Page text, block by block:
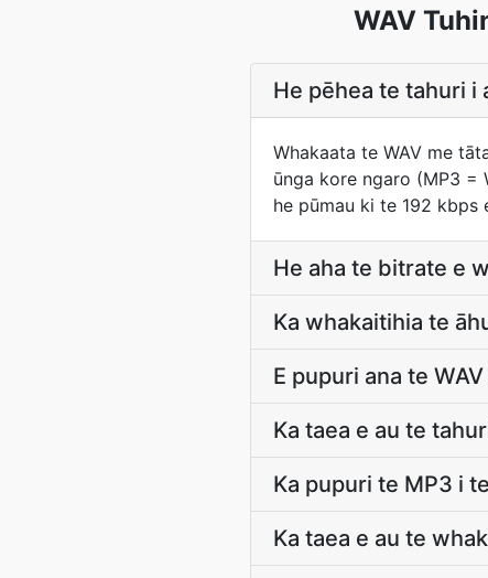
WAV
He pēhea te tahuri i
Whakaata te WAV me
ūnga kore ngaro (MP3 =
he pūmau ki te 192 kbps
He aha te bitrate e
Ka whakaitihia te
E pupuri ana te
Ka taea e au te
Ka pupuri te MP3 i
Ka taea e au te